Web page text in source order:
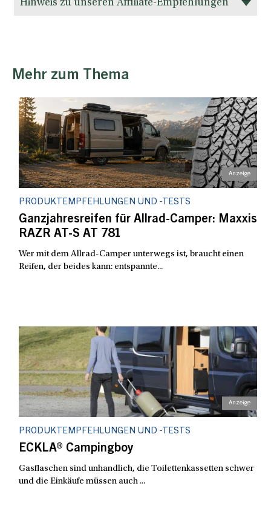
Hinweis zu unseren Affiliate-Empfehlungen
Mehr zum Thema
PRODUKTEMPFEHLUNGEN UND -TESTS
Ganzjahresreifen für Allrad-Camper: Maxxis
RAZR AT-S AT 781
Wer mit dem Allrad-Camper unterwegs ist, braucht einen
Reifen, der beides kann: entspannte...
PRODUKTEMPFEHLUNGEN UND -TESTS
ECKLA® Campingboy
Gasflaschen sind unhandlich, die Toilettenkassetten schwer
und die Einkäufe müssen auch ...